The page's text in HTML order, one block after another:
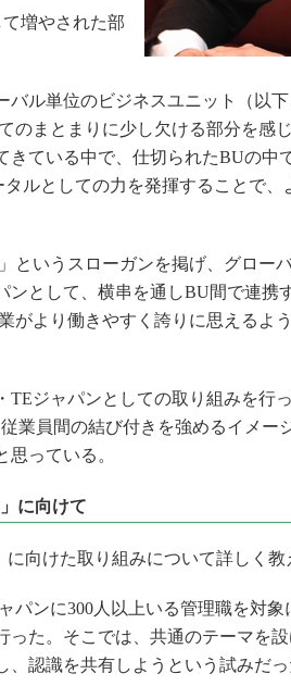
増やされた部
ル単位のビジネスユニット（以
のまとまりに少し欠ける部分を感
きている中で、仕切られたBUの中
ルとしての力を発揮することで、
というスローガンを掲げ、グロー
ンとして、横串を通しBU間で連携
がより働きやすく誇りに思えるよ
ジャパンとしての取り組みを行
業員間の結び付きを強めるイメー
っている。
に向けて
向けた取り組みについて詳しく教
パンに300人以上いる管理職を対象
った。そこでは、共通のテーマを
認識を共有しようという試みだっ